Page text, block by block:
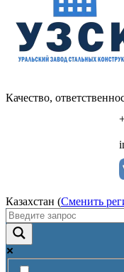
УЗСК
Качество,
Казахстан (Сменить